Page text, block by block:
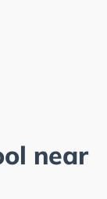
near